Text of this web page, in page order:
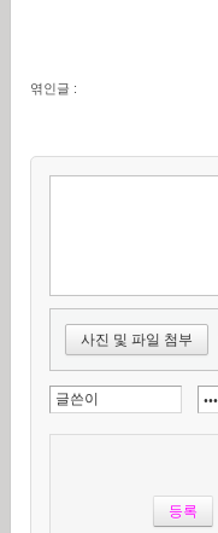
엮인글 :
사진 및 파일 첨부